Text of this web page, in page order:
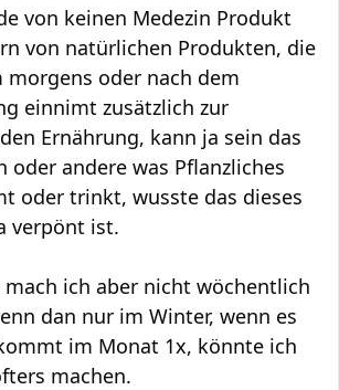
von keinen Medezin Produkt
von natürlichen Produkten, die
morgens oder nach dem
einnimt zusätzlich zur
Ernährung, kann ja sein das
oder andere was Pflanzliches
oder trinkt, wusste das dieses
verpönt ist.
mach ich aber nicht wöchentlich
dan nur im Winter, wenn es
im Monat 1x, könnte ich
machen.